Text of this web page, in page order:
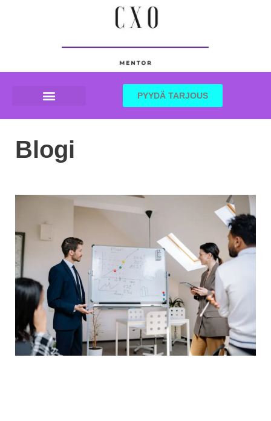
PYYDÄ TARJOUS
Blogi